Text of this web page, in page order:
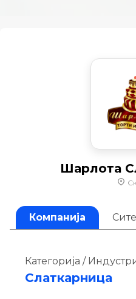
Шарлота
Компанија
Категорија /
Слаткарница